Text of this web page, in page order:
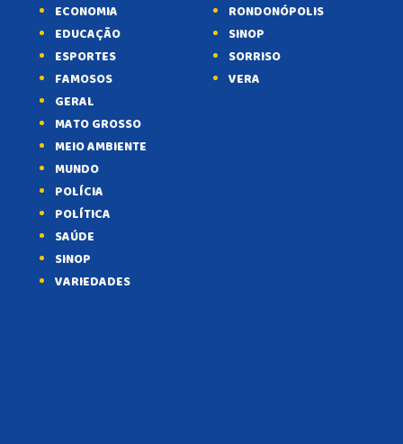
ECONOMIA
EDUCAÇÃO
ESPORTES
FAMOSOS
GERAL
MATO GROSSO
MEIO AMBIENTE
MUNDO
POLÍCIA
POLÍTICA
SAÚDE
SINOP
VARIEDADES
RONDONÓPOLIS
SINOP
SORRISO
VERA